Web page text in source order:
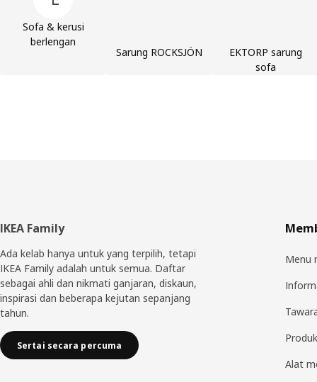
Sofa & kerusi
berlengan
Sarung ROCKSJÖN
EKTORP sarung
sofa
Pengaki
IKEA Family
Ada kelab hanya untuk yang terpilih, tetapi
IKEA Family adalah untuk semua. Daftar
sebagai ahli dan nikmati ganjaran, diskaun,
inspirasi dan beberapa kejutan sepanjang
tahun.
Sertai secara percuma
Menu
Alat